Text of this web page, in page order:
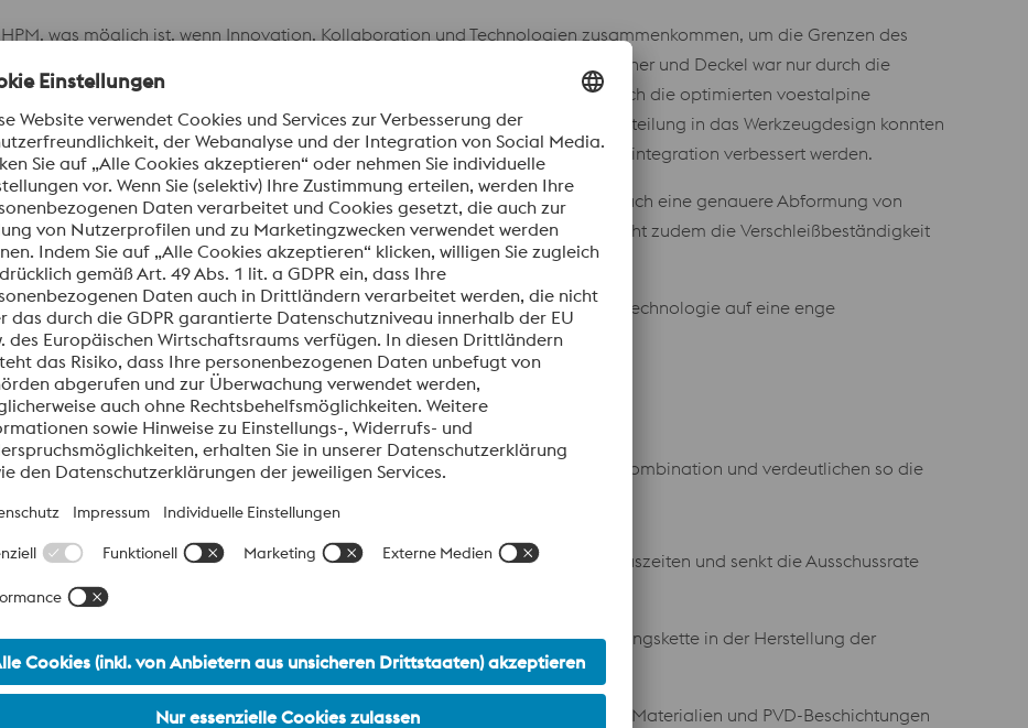
was möglich ist, wenn Innovation, Kollaboration und Technologien zusammenkommen, um die Grenzen des
Integration von funktionellen Strukturen und Texturen in den voestalpine Becher und Deckel war nur durch die
Produktdesign, Werkzeugentwicklung und Spritzgussprozess möglich. Durch die optimierten voestalpine
frühzeitige Einbeziehung der konturnahen Temperierung und Kühlmittelverteilung in das Werkzeugdesign konnten
die Teilequalität durch das Einhalten enger Toleranzen durch Sensorintegration verbessert werden.
präzise Steuerung der Wandtemperatur in Schlüsselbereichen, sondern auch eine genauere Abformung von
des Kunststoffteils. Eine auf die Texturen abgestimmte Beschichtung erhöht zudem die Verschleißbeständigkeit
beeinträchtigen.
des Werkzeug- und Teiledesigns erweitert werden können, wenn modernste Technologie auf eine enge
als Technologieträger
den Einsatz mehrerer innovativer Fertigungstechnologien sowie deren Kombination und verdeutlichen so die
»Gesteigerte Effizienz
– die konturnahe Temperierung reduziert die Zykluszeiten und senkt die Ausschussrate
durch eine homogene Temperaturverteilung.
»Optimierte Fertigungskette– die additive Fertigung verkürzt die Fertigungskette in der Herstellung der
Formeinsätze und minimiert das Zerspanvolumen.
»Verlängerte Werkzeuglebensdauer– Verwendung von verschleißfesten Materialien und PVD-Beschichtungen